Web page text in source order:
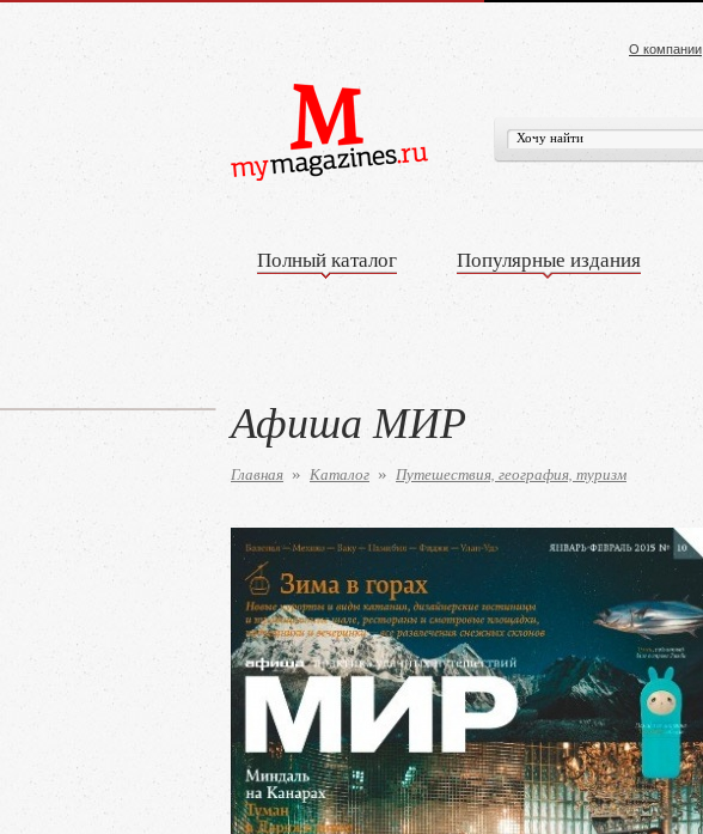
О компании
Полный каталог Популярные издания
Афиша МИР
Главная » Каталог » Путешествия, география, туризм